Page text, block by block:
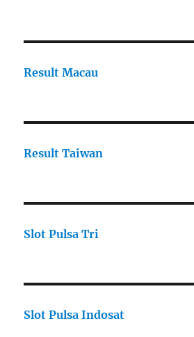
Result Macau
Result Taiwan
Slot Pulsa Tri
Slot Pulsa Indosat